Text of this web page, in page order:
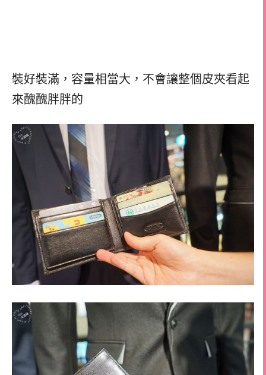
裝好裝滿，容量相當大，不會讓整個皮夾看起
來醜醜胖胖的